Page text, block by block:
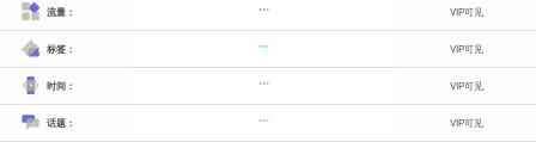
流量： *** VIP可见
标签： *** VIP可见
时间： *** VIP可见
话题： *** VIP可见